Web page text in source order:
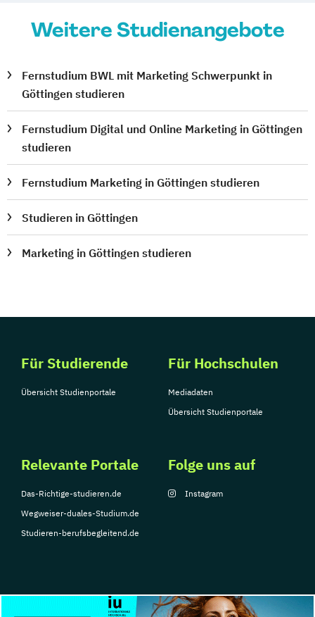
Weitere Studienangebote
Fernstudium BWL mit Marketing Schwerpunkt in
Göttingen studieren
Fernstudium Digital und Online Marketing in Göttingen
studieren
Fernstudium Marketing in Göttingen studieren
Studieren in Göttingen
Marketing in Göttingen studieren
Für Studierende
Übersicht Studienportale
Für Hochschulen
Mediadaten
Übersicht Studienportale
Relevante Portale
Das-Richtige-studieren.de
Wegweiser-duales-Studium.de
Studieren-berufsbegleitend.de
Folge uns auf
Instagram